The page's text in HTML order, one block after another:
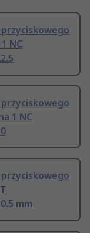
przyciskowego
NC
przyciskowego
1 NC
przyciskowego
mm